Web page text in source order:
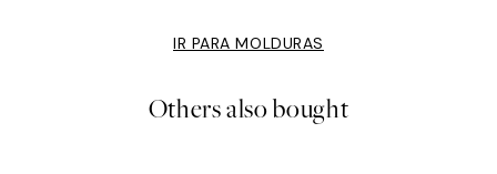
IR PARA MOLDURAS
Others also bought